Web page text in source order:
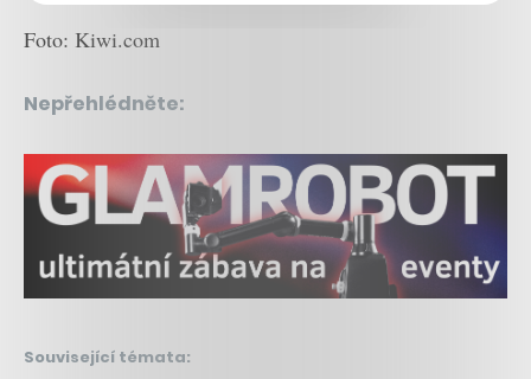
Foto: Kiwi.com
Nepřehlédněte:
Související témata: